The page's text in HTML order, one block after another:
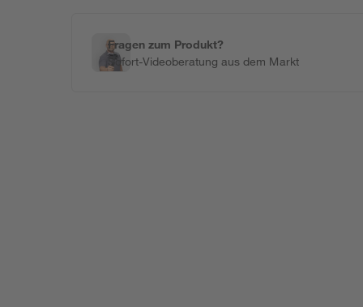
Fragen zum Produkt?
Sofort-Videoberatung aus dem Markt